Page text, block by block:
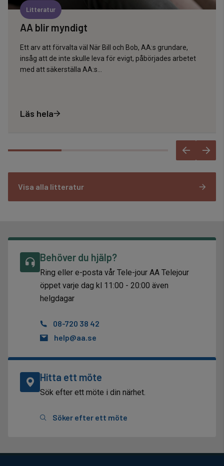
Litteratur
AA blir myndigt
Ett arv att förvalta väl När Bill och Bob, AA:s grundare,
insåg att de inte skulle leva för evigt, påbörjades arbetet
med att säkerställa AA:s...
Läs hela
Visa alla litteratur
Behöver du hjälp?
Ring eller e-posta vår Tele-jour AA Telejour
öppet varje dag kl 11:00 - 20:00 även
helgdagar
08-720 38 42
help@aa.se
Hitta ett möte
Sök efter ett möte i din närhet.
Söker efter ett möte